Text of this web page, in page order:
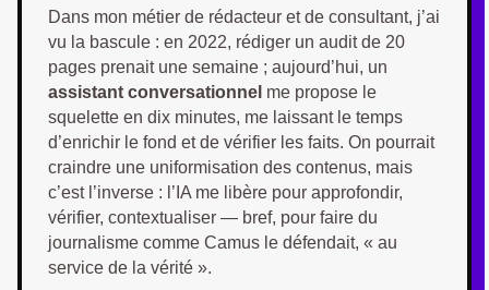
Dans mon métier de rédacteur et de consultant, j’ai
vu la bascule : en 2022, rédiger un audit de 20
pages prenait une semaine ; aujourd’hui, un
assistant conversationnel me propose le
squelette en dix minutes, me laissant le temps
d’enrichir le fond et de vérifier les faits. On pourrait
craindre une uniformisation des contenus, mais
c’est l’inverse : l’IA me libère pour approfondir,
vérifier, contextualiser — bref, pour faire du
journalisme comme Camus le défendait, « au
service de la vérité ».